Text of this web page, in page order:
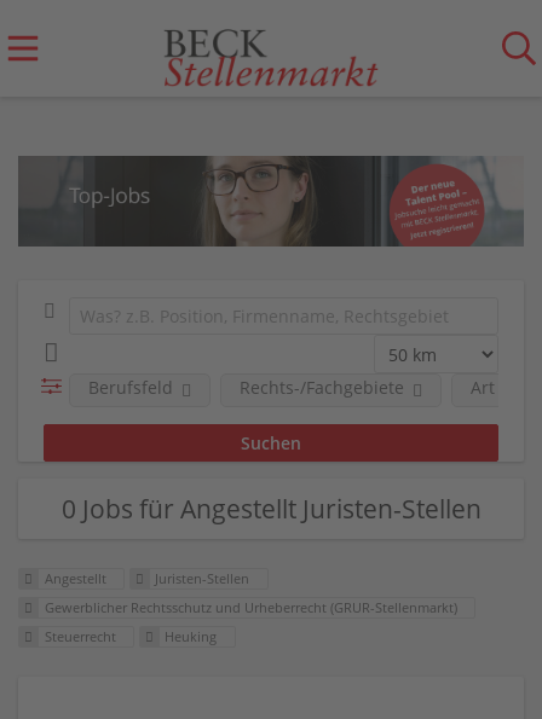
Berufsfeld Rechts-/Fachgebiete Art der
0 Jobs für Angestellt Juristen-Stellen
Angestellt
Juristen-Stellen
Gewerblicher Rechtsschutz und Urheberrecht (GRUR-Stellenmarkt)
Steuerrecht
Heuking